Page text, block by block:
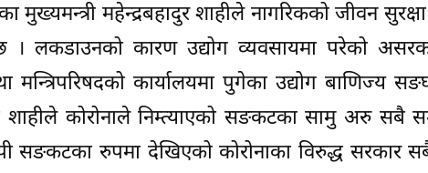
महेन्द्रबहादुर शाहीले नागरिकको जीवन
लकडाउनको कारण उद्योग व्यवसायमा परेको
कार्यालयमा पुगेका उद्योग बाणिज्य
शाहीले कोरोनाले निम्त्याएको सङकटका सामु अरु सबै
सङकटका रुपमा देखिएको कोरोनाका विरुद्ध सरकार